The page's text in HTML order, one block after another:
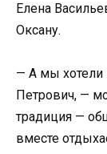
Елена
Оксану.
— А мы хотели
Петрович, —
традиция —
вместе